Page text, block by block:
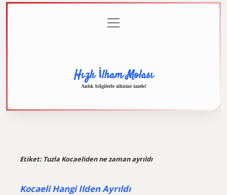
menüyü
aç
Hızlı İlham Molası
Anlık bilgilerle zihnini tazele!
Etiket: Tuzla Kocaeliden ne zaman ayrıldı
Kocaeli Hangi Ilden Ayrıldı